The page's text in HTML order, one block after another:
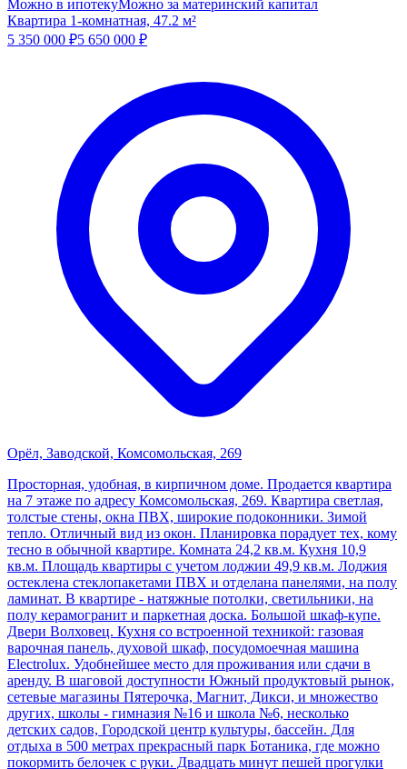
Можно в ипотекуМожно за материнский капитал
Квартира 1-комнатная, 47.2 м²
5 350 000 ₽5 650 000 ₽
Орёл, Заводской, Комсомольская, 269
Просторная, удобная, в кирпичном доме. Продается квартира
на 7 этаже по адресу Комсомольская, 269. Квартира светлая,
толстые стены, окна ПВХ, широкие подоконники. Зимой
тепло. Отличный вид из окон. Планировка порадует тех, кому
тесно в обычной квартире. Комната 24,2 кв.м. Кухня 10,9
кв.м. Площадь квартиры с учетом лоджии 49,9 кв.м. Лоджия
остеклена стеклопакетами ПВХ и отделана панелями, на полу
ламинат. В квартире - натяжные потолки, светильники, на
полу керамогранит и паркетная доска. Большой шкаф-купе.
Двери Волховец. Кухня со встроенной техникой: газовая
варочная панель, духовой шкаф, посудомоечная машина
Electrolux. Удобнейшее место для проживания или сдачи в
аренду. В шаговой доступности Южный продуктовый рынок,
сетевые магазины Пятерочка, Магнит, Дикси, и множество
других, школы - гимназия №16 и школа №6, несколько
детских садов, Городской центр культуры, бассейн. Для
отдыха в 500 метрах прекрасный парк Ботаника, где можно
покормить белочек с руки. Двадцать минут пешей прогулки